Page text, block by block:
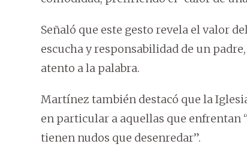
Señaló que este gesto revela el valor
escucha y responsabilidad de un
atento a la palabra.
Martínez también destacó que la
en particular a aquellas que
tienen nudos que desenredar”.